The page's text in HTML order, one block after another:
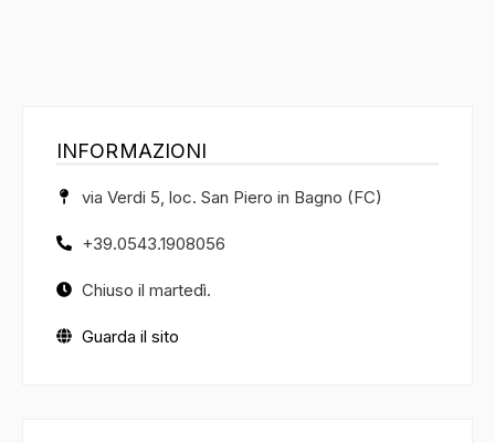
INFORMAZIONI
via Verdi 5, loc. San Piero in Bagno (FC)
+39.0543.1908056
Chiuso il martedì.
Guarda il sito